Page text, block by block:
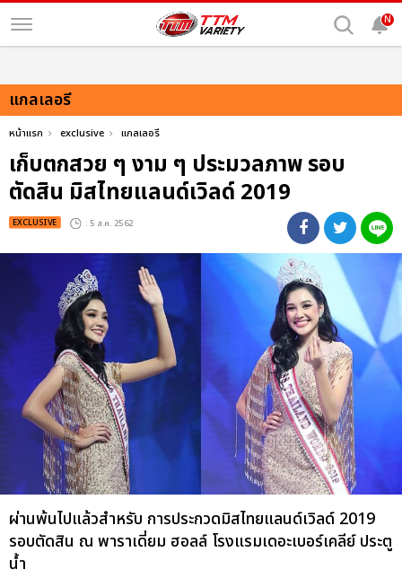
N
แกลเลอรี
หน้าแรก exclusive แกลเลอรี
เก็บตกสวย ๆ งาม ๆ ประมวลภาพ รอบ
ตัดสิน มิสไทยแลนด์เวิลด์ 2019
EXCLUSIVE : 5 ส.ค. 2562
ผ่านพ้นไปแล้วสำหรับ การประกวดมิสไทยแลนด์เวิลด์ 2019
รอบตัดสิน ณ พาราเดี่ยม ฮอลล์ โรงแรมเดอะเบอร์เคลีย์ ประตู
น้ำ